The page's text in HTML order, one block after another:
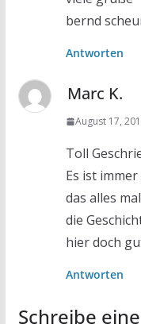
bernd
Antworten
Marc K.
August 17,
Toll
Es ist
das alles
die
hier doch
Antworten
Schreibe